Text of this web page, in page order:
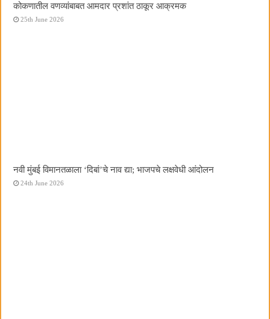
कोकणातील वणव्यांबाबत आमदार प्रशांत ठाकूर आक्रमक
25th June 2026
नवी मुंबई विमानतळाला ‌‘दिबां‌’चे नाव द्या; भाजपचे लक्षवेधी आंदोलन
24th June 2026